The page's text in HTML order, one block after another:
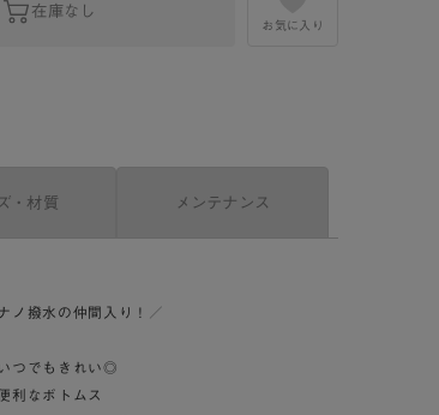
在庫なし
お気に入り
・材質 メンテナンス
ノ撥水の仲間入り！／
つでもきれい◎
利なボトムス